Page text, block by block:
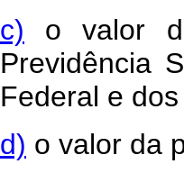
c) o valor
Previdência
Federal e
d) o valor da